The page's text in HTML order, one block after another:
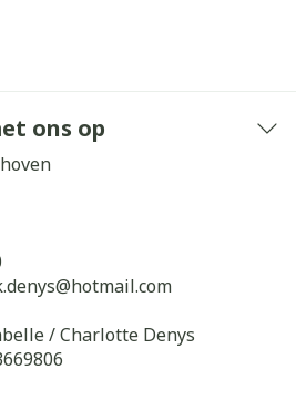
ons op
hotmail.com
/ Charlotte Denys